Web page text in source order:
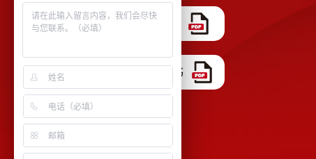
COA证书模板
ISO 17025 认证证书